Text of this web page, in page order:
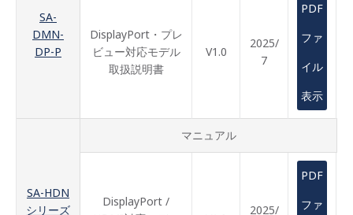
SA-
DMN-
DP-P
DisplayPort・プレ
ビュー対応モデル
取扱説明書
V1.0
2025/
7
PDF
ファ
イル
表示
SA-HDN
シリーズ
マニュアル
DisplayPort /
2025/
PDF
ファ